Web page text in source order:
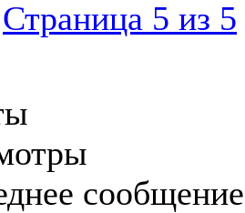
Страница 5 из 5
сообщение